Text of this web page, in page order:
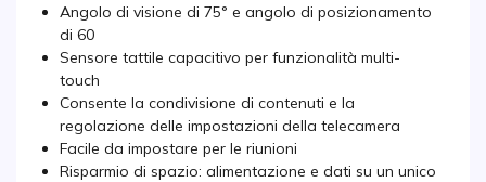
Angolo di visione di 75° e angolo di posizionamento
di 60
Sensore tattile capacitivo per funzionalità multi-
touch
Consente la condivisione di contenuti e la
regolazione delle impostazioni della telecamera
Facile da impostare per le riunioni
Risparmio di spazio: alimentazione e dati su un unico